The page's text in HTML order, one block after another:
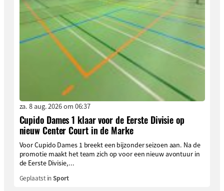
za. 8 aug. 2026 om 06:37
Cupido Dames 1 klaar voor de Eerste Divisie op
nieuw Center Court in de Marke
Voor Cupido Dames 1 breekt een bijzonder seizoen aan. Na de
promotie maakt het team zich op voor een nieuw avontuur in
de Eerste Divisie,...
Geplaatst inSport